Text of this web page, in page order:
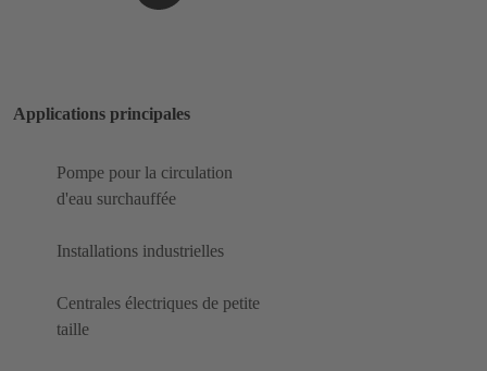
Applications principales
Pompe pour la circulation
d'eau surchauffée
Installations industrielles
Centrales électriques de petite
taille